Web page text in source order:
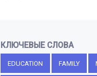
КЛЮЧЕВЫЕ СЛОВА
EDUCATION FAMILY